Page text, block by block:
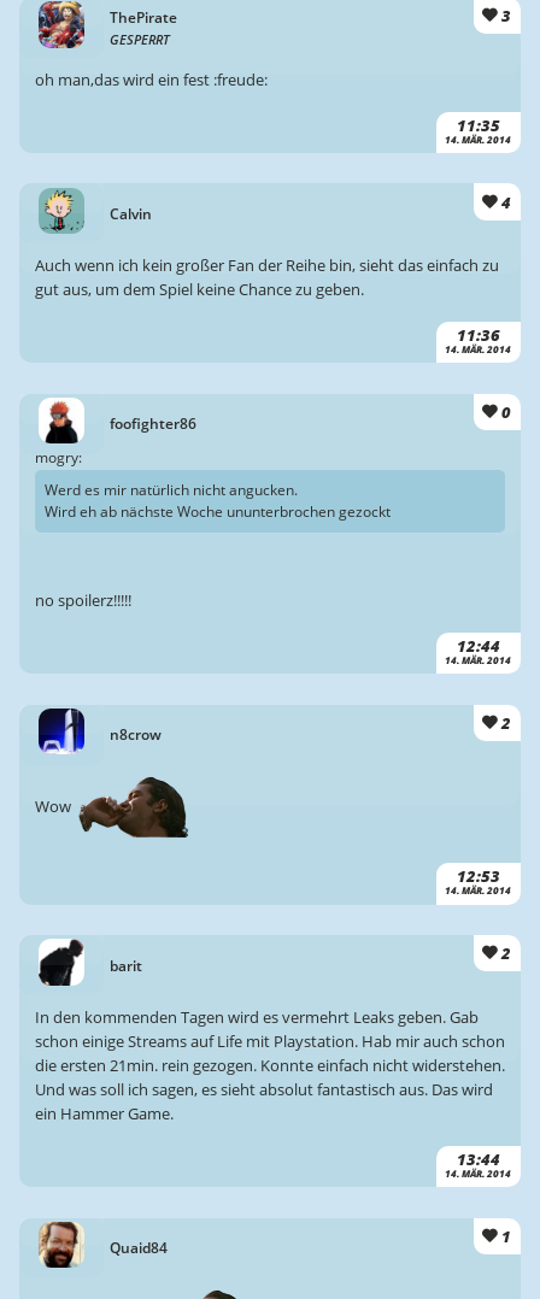
ThePirate
GESPERRT
3
11:35
14. MÄR. 2014
oh man,das wird ein fest :freude:
Calvin
4
11:36
14. MÄR. 2014
Auch wenn ich kein großer Fan der Reihe bin, sieht das einfach zu
gut aus, um dem Spiel keine Chance zu geben.
foofighter86
0
12:44
14. MÄR. 2014
mogry:
Werd es mir natürlich nicht angucken.
Wird eh ab nächste Woche ununterbrochen gezockt
no spoilerz!!!!!
n8crow
2
12:53
14. MÄR. 2014
Wow
barit
2
13:44
14. MÄR. 2014
In den kommenden Tagen wird es vermehrt Leaks geben. Gab
schon einige Streams auf Life mit Playstation. Hab mir auch schon
die ersten 21min. rein gezogen. Konnte einfach nicht widerstehen.
Und was soll ich sagen, es sieht absolut fantastisch aus. Das wird
ein Hammer Game.
Quaid84
1